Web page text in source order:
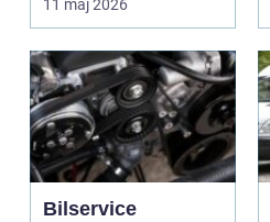
11 maj 2026
Bilservice